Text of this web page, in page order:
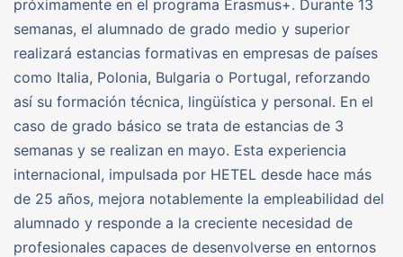
próximamente en el programa Erasmus+. Durante 13
semanas, el alumnado de grado medio y superior
realizará estancias formativas en empresas de países
como Italia, Polonia, Bulgaria o Portugal, reforzando
así su formación técnica, lingüística y personal. En el
caso de grado básico se trata de estancias de 3
semanas y se realizan en mayo. Esta experiencia
internacional, impulsada por HETEL desde hace más
de 25 años, mejora notablemente la empleabilidad del
alumnado y responde a la creciente necesidad de
profesionales capaces de desenvolverse en entornos